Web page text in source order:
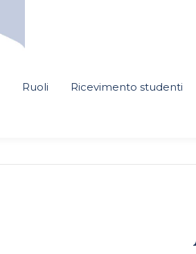
Ruoli Ricevimento studenti